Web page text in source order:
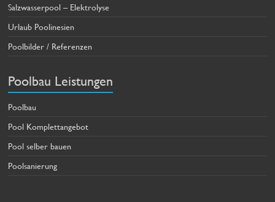
Salzwasserpool – Elektrolyse
Urlaub Poolinesien
Poolbilder / Referenzen
Poolbau Leistungen
Poolbau
Pool Komplettangebot
Pool selber bauen
Poolsanierung